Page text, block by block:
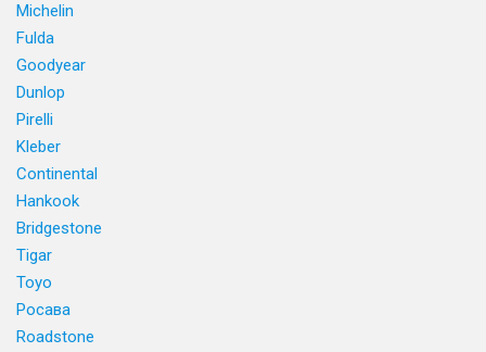
Michelin
Fulda
Goodyear
Dunlop
Pirelli
Kleber
Continental
Hankook
Bridgestone
Tigar
Toyo
Росава
Roadstone